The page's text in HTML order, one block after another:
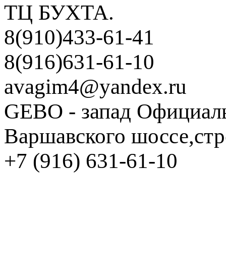
ТЦ БУХТА.
8(910)433-61-41
8(916)631-61-10
avagim4@yandex.ru
GEBO - запад
Варшавского
+7 (916) 631-61-10